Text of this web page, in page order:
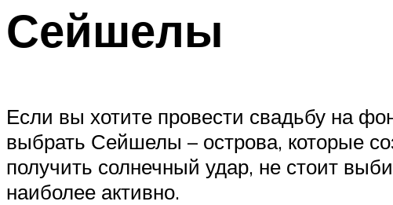
Сейшелы
Если вы хотите провести свадьбу на
выбрать Сейшелы – острова, которые
получить солнечный удар, не стоит
наиболее активно.